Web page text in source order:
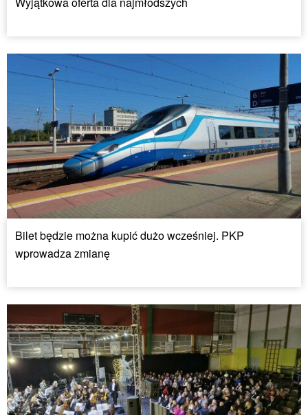
Bilet będzie można kupić dużo wcześniej. PKP
wprowadza zmianę